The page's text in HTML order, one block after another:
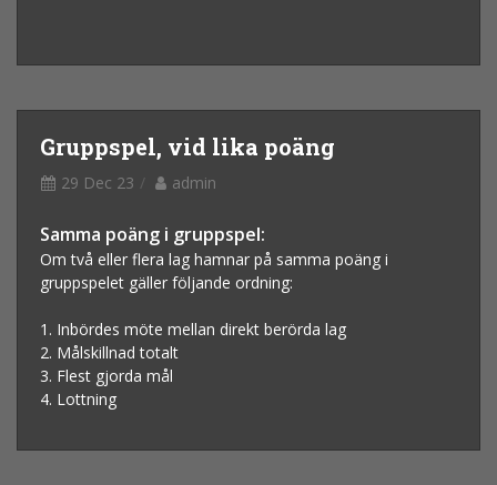
Gruppspel, vid lika poäng
29 Dec 23 admin
Samma poäng i gruppspel:
Om två eller flera lag hamnar på samma poäng i
gruppspelet gäller följande ordning:
1. Inbördes möte mellan direkt berörda lag
2. Målskillnad totalt
3. Flest gjorda mål
4. Lottning